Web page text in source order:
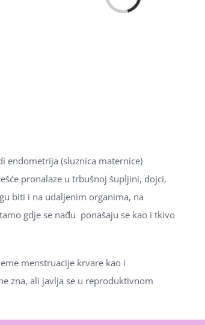
Loading...
endometrija (sluznica maternice)
pronalaze u trbušnoj šupljini, dojci,
biti i na udaljenim organima, na
gdje se nađu ponašaju se kao i tkivo
menstruacije krvare kao i
zna, ali javlja se u reproduktivnom